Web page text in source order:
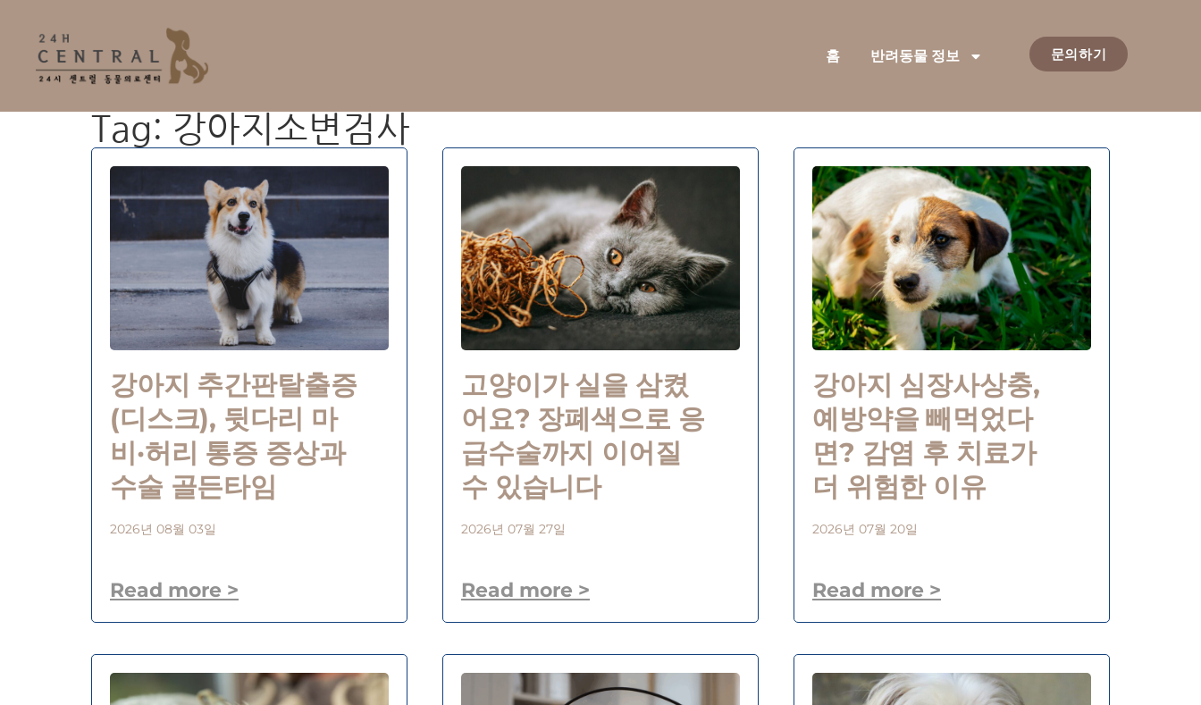
홈 반려동물 정보 문의하기
Tag: 강아지소변검사
강아지 추간판탈출증
(디스크), 뒷다리 마
비·허리 통증 증상과
수술 골든타임
2026년 08월 03일
Read more >
고양이가 실을 삼켰
어요? 장폐색으로 응
급수술까지 이어질
수 있습니다
2026년 07월 27일
Read more >
강아지 심장사상충,
예방약을 빼먹었다
면? 감염 후 치료가
더 위험한 이유
2026년 07월 20일
Read more >